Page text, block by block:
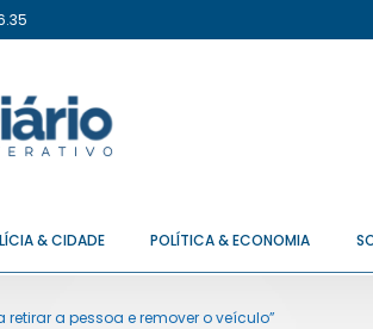
& CIDADE POLÍTICA & ECONOMIA
a pessoa e remover o veículo”